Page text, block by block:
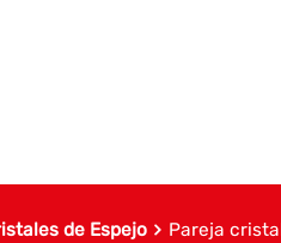
de Espejo
Pareja